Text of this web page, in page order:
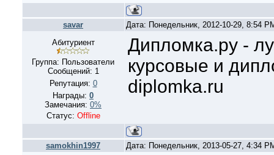
savar
Дата: Понедельник, 2012-10-29, 8:54
Абитуриент
Группа: Пользователи
Сообщений: 1
Репутация: 0
Награды: 0
Замечания: 0%
Статус: Offline
Дипломка.ру -
курсовые и
diplomka.ru
samokhin1997
Дата: Понедельник, 2013-05-27, 4:34